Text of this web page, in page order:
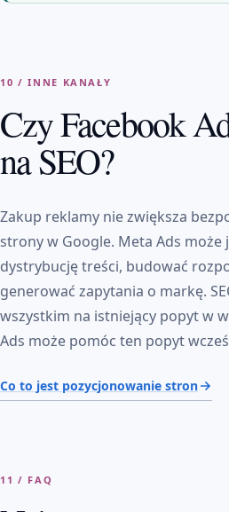
10 / INNE KANAŁY
Czy Facebook
na SEO?
Zakup reklamy nie zwiększa
strony w Google. Meta Ads może
dystrybucję treści, budować
generować zapytania o markę.
wszystkim na istniejący popyt w
Ads może pomóc ten popyt
Co to jest pozycjonowanie stron
11 / FAQ